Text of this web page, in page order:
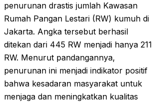
penurunan drastis jumlah Kawasan
Rumah Pangan Lestari (RW) kumuh di
Jakarta. Angka tersebut berhasil
ditekan dari 445 RW menjadi hanya 211
RW. Menurut pandangannya,
penurunan ini menjadi indikator positif
bahwa kesadaran masyarakat untuk
menjaga dan meningkatkan kualitas